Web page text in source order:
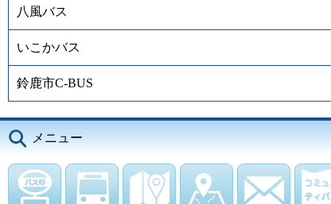
八風バス
いこかバス
鈴鹿市C-BUS
メニュー